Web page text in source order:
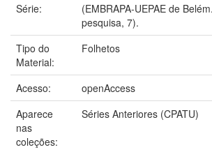
Série:
(EMBRAPA-UEPAE de
pesquisa, 7).
Tipo do
Material:
Folhetos
Acesso:
openAccess
Aparece
nas
coleções:
Séries Anteriores (CPATU)